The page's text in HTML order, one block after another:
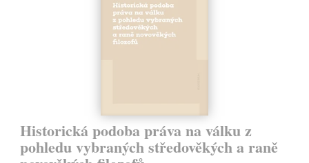
Historická podoba práva na válku z
pohledu vybraných středověkých a raně